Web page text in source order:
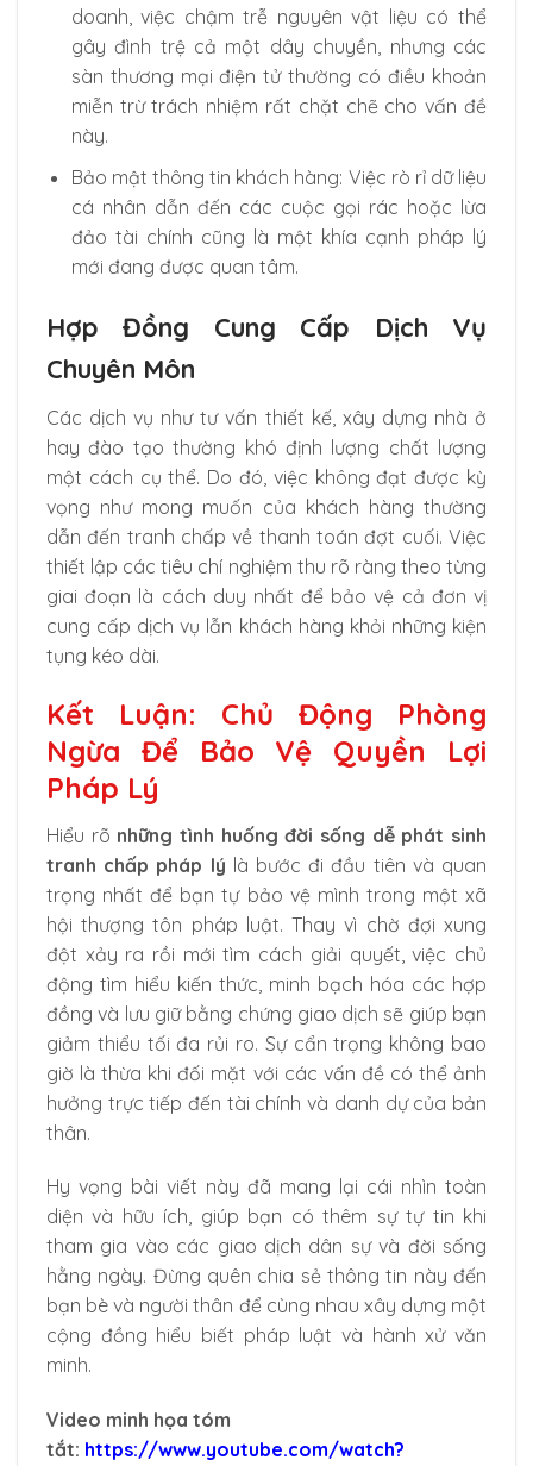
doanh, việc chậm trễ nguyên vật liệu có thể
gây đình trệ cả một dây chuyền, nhưng các
sàn thương mại điện tử thường có điều khoản
miễn trừ trách nhiệm rất chặt chẽ cho vấn đề
này.
Bảo mật thông tin khách hàng: Việc rò rỉ dữ liệu
cá nhân dẫn đến các cuộc gọi rác hoặc lừa
đảo tài chính cũng là một khía cạnh pháp lý
mới đang được quan tâm.
Hợp Đồng Cung Cấp Dịch Vụ
Chuyên Môn
Các dịch vụ như tư vấn thiết kế, xây dựng nhà ở
hay đào tạo thường khó định lượng chất lượng
một cách cụ thể. Do đó, việc không đạt được kỳ
vọng như mong muốn của khách hàng thường
dẫn đến tranh chấp về thanh toán đợt cuối. Việc
thiết lập các tiêu chí nghiệm thu rõ ràng theo từng
giai đoạn là cách duy nhất để bảo vệ cả đơn vị
cung cấp dịch vụ lẫn khách hàng khỏi những kiện
tụng kéo dài.
Kết Luận: Chủ Động Phòng
Ngừa Để Bảo Vệ Quyền Lợi
Pháp Lý
Hiểu rõ những tình huống đời sống dễ phát sinh
tranh chấp pháp lý là bước đi đầu tiên và quan
trọng nhất để bạn tự bảo vệ mình trong một xã
hội thượng tôn pháp luật. Thay vì chờ đợi xung
đột xảy ra rồi mới tìm cách giải quyết, việc chủ
động tìm hiểu kiến thức, minh bạch hóa các hợp
đồng và lưu giữ bằng chứng giao dịch sẽ giúp bạn
giảm thiểu tối đa rủi ro. Sự cẩn trọng không bao
giờ là thừa khi đối mặt với các vấn đề có thể ảnh
hưởng trực tiếp đến tài chính và danh dự của bản
thân.
Hy vọng bài viết này đã mang lại cái nhìn toàn
diện và hữu ích, giúp bạn có thêm sự tự tin khi
tham gia vào các giao dịch dân sự và đời sống
hằng ngày. Đừng quên chia sẻ thông tin này đến
bạn bè và người thân để cùng nhau xây dựng một
cộng đồng hiểu biết pháp luật và hành xử văn
minh.
Video minh họa tóm
tắt: https://www.youtube.com/watch?